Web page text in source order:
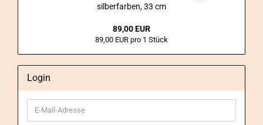
silberfarben, 33 cm
89,00 EUR
89,00 EUR pro 1 Stück
Login
E-
Mail-